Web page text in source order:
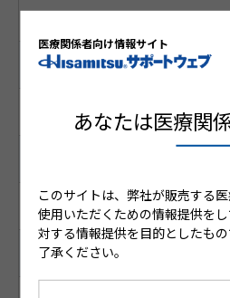
成分名 含量・
クアゼパム
直径8.5mm、厚さ
医療関係者向け情報サイト
あなたは医療関
このサイトは、弊社が販売する
使用いただくための情報提供をし
対する情報提供を目的としたも
了承ください。